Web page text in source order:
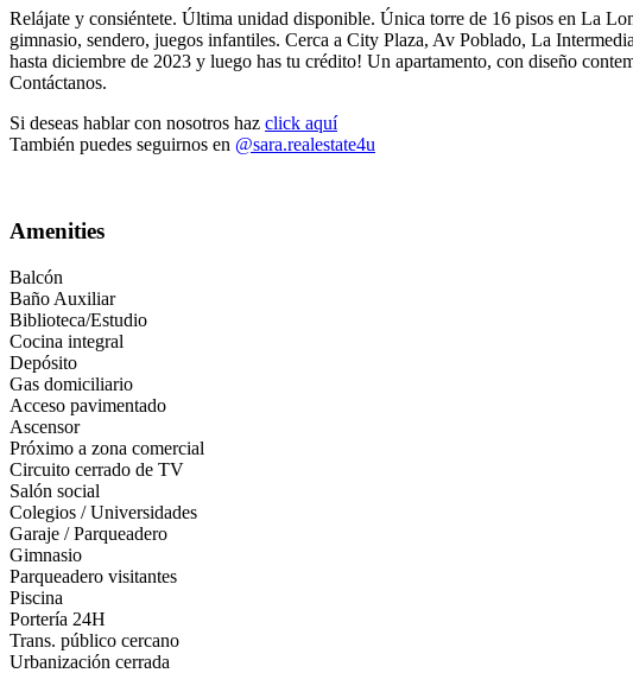
Relájate y consiéntete. Última unidad disponible. Única torre de 16 pisos en La
gimnasio, sendero, juegos infantiles. Cerca a City Plaza, Av Poblado, La
hasta diciembre de 2023 y luego has tu crédito! Un apartamento, con diseño
Contáctanos.
Si deseas hablar con nosotros haz click aquí
También puedes seguirnos en @sara.realestate4u
Amenities
Balcón
Baño Auxiliar
Biblioteca/Estudio
Cocina integral
Depósito
Gas domiciliario
Acceso pavimentado
Ascensor
Próximo a zona comercial
Circuito cerrado de TV
Salón social
Colegios / Universidades
Garaje / Parqueadero
Gimnasio
Parqueadero visitantes
Piscina
Portería 24H
Trans. público cercano
Urbanización cerrada